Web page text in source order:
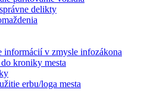
delikty
informácií v zmysle infozákona
kroniky mesta
erbu/loga mesta